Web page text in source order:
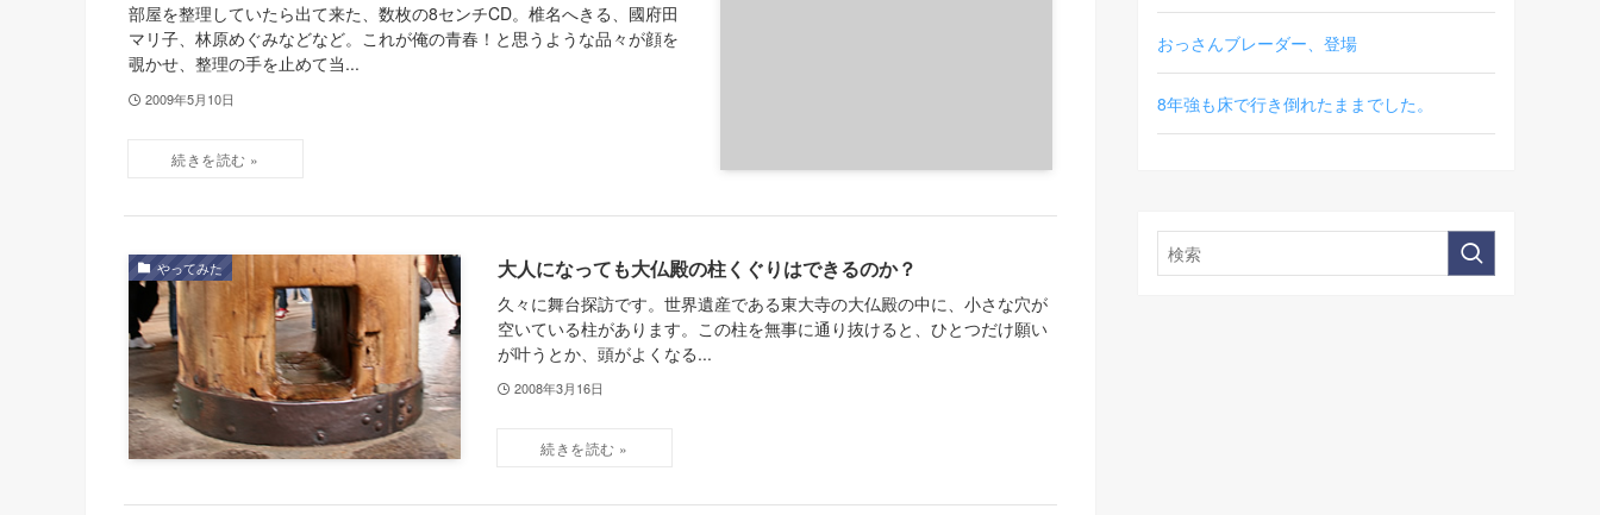
部屋を整理していたら出て来た、数枚の8センチCD。椎名へきる、國府田
マリ子、林原めぐみなどなど。これが俺の青春！と思うような品々が顔を
覗かせ、整理の手を止めて当...
2009年5月10日
やってみた 大人になっても大仏殿の柱くぐりはできるのか？
久々に舞台探訪です。世界遺産である東大寺の大仏殿の中に、小さな穴が
空いている柱があります。この柱を無事に通り抜けると、ひとつだけ願い
が叶うとか、頭がよくなる...
2008年3月16日
おっさんブレーダー、登場
8年強も床で行き倒れたままでした。